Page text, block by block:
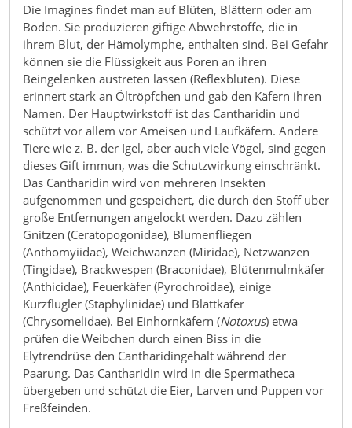
Die Imagines findet man auf Blüten, Blättern oder am
Boden. Sie produzieren giftige Abwehrstoffe, die in
ihrem Blut, der Hämolymphe, enthalten sind. Bei Gefahr
können sie die Flüssigkeit aus Poren an ihren
Beingelenken austreten lassen (Reflexbluten). Diese
erinnert stark an Öltröpfchen und gab den Käfern ihren
Namen. Der Hauptwirkstoff ist das Cantharidin und
schützt vor allem vor Ameisen und Laufkäfern. Andere
Tiere wie z. B. der Igel, aber auch viele Vögel, sind gegen
dieses Gift immun, was die Schutzwirkung einschränkt.
Das Cantharidin wird von mehreren Insekten
aufgenommen und gespeichert, die durch den Stoff über
große Entfernungen angelockt werden. Dazu zählen
Gnitzen (Ceratopogonidae), Blumenfliegen
(Anthomyiidae), Weichwanzen (Miridae), Netzwanzen
(Tingidae), Brackwespen (Braconidae), Blütenmulmkäfer
(Anthicidae), Feuerkäfer (Pyrochroidae), einige
Kurzflügler (Staphylinidae) und Blattkäfer
(Chrysomelidae). Bei Einhornkäfern (Notoxus) etwa
prüfen die Weibchen durch einen Biss in die
Elytrendrüse den Cantharidingehalt während der
Paarung. Das Cantharidin wird in die Spermatheca
übergeben und schützt die Eier, Larven und Puppen vor
Freßfeinden.